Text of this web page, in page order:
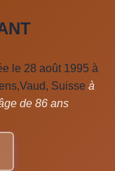
le 28 août 1995 à
Suisse à
de 86 ans